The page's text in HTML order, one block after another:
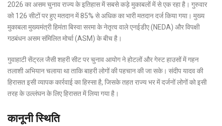
2026 का असम चुनाव राज्य के इतिहास में सबसे कड़े मुकाबलों में से एक रहा है। गुरुवार
को 126 सीटों पर हुए मतदान में 85% से अधिक का भारी मतदान दर्ज किया गया। मुख्य
मुकाबला मुख्यमंत्री हिमंता बिस्वा सरमा के नेतृत्व वाले एनईडीए (NEDA) और विपक्षी
गठबंधन असम संमिलित मोर्चा (ASM) के बीच है।
गुवाहाटी सेंट्रल जैसी शहरी सीट पर चुनाव आयोग ने होटलों और गेस्ट हाउसों में गहन
तलाशी अभियान चलाया था ताकि बाहरी लोगों की पहचान की जा सके। संदीप यादव की
हिरासत इसी व्यापक कार्रवाई का हिस्सा है, जिसके तहत राज्य भर में दर्जनों लोगों को इसी
तरह के उल्लंघन के लिए हिरासत में लिया गया है।
कानूनी स्थिति